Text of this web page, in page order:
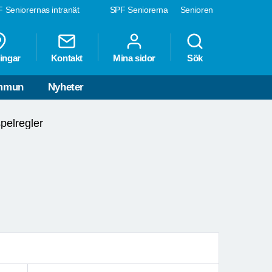
SPF Seniorerna Senioren
Seniorernas intranät
Kontakt Mina sidor Sök
Nyheter